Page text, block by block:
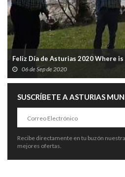
Feliz Día de Asturias 2020 Where
06 de Sep de 2020
SUSCRÍBETE A ASTURIAS
Recibe directamente en tu buzón
mejores ofertas.